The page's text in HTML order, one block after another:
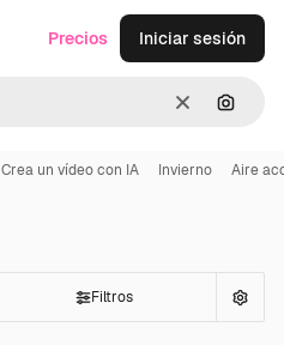
Borrar
Precios Iniciar sesión
Crea un vídeo con IA Invierno Aire
Filtros